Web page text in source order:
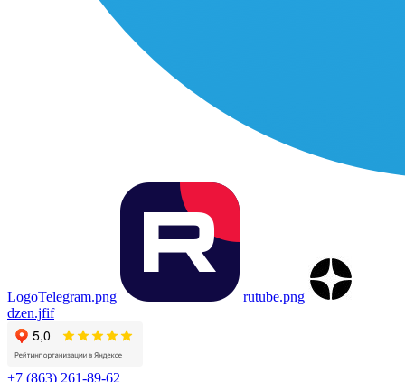
LogoTelegram.png
rutube.png
dzen.jfif
+7 (863) 261-89-62